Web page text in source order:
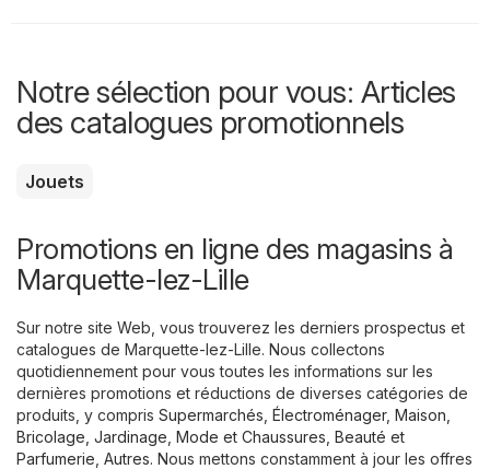
Notre sélection pour vous: Articles
des catalogues promotionnels
Jouets
Promotions en ligne des magasins à
Marquette-lez-Lille
Sur notre site Web, vous trouverez les derniers prospectus et
catalogues de Marquette-lez-Lille. Nous collectons
quotidiennement pour vous toutes les informations sur les
dernières promotions et réductions de diverses catégories de
produits, y compris Supermarchés Électroménager, Maison,
Bricolage, Jardinage Mode et Chaussures Beauté et
Parfumerie Autres. Nous mettons constamment à jour les offres